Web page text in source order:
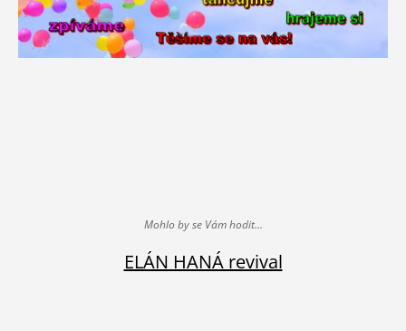
Mohlo by se Vám hodit...
ELÁN HANÁ revival